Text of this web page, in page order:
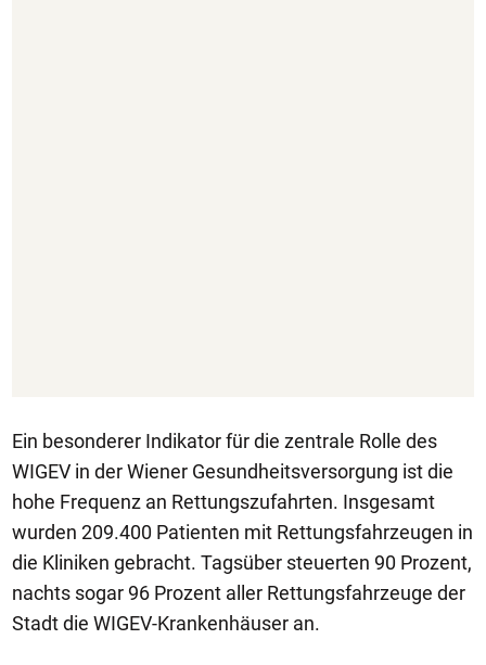
Ein besonderer Indikator für die zentrale Rolle des
WIGEV in der Wiener Gesundheitsversorgung ist die
hohe Frequenz an Rettungszufahrten. Insgesamt
wurden 209.400 Patienten mit Rettungsfahrzeugen in
die Kliniken gebracht. Tagsüber steuerten 90 Prozent,
nachts sogar 96 Prozent aller Rettungsfahrzeuge der
Stadt die WIGEV-Krankenhäuser an.